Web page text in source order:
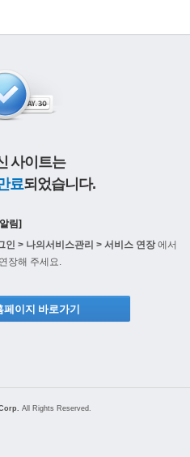
사이트는
료되었습니다.
림]
인 > 나의서비스관리 > 서비스 연장에서
장해 주세요.
이지 바로가기
All Rights Reserved.